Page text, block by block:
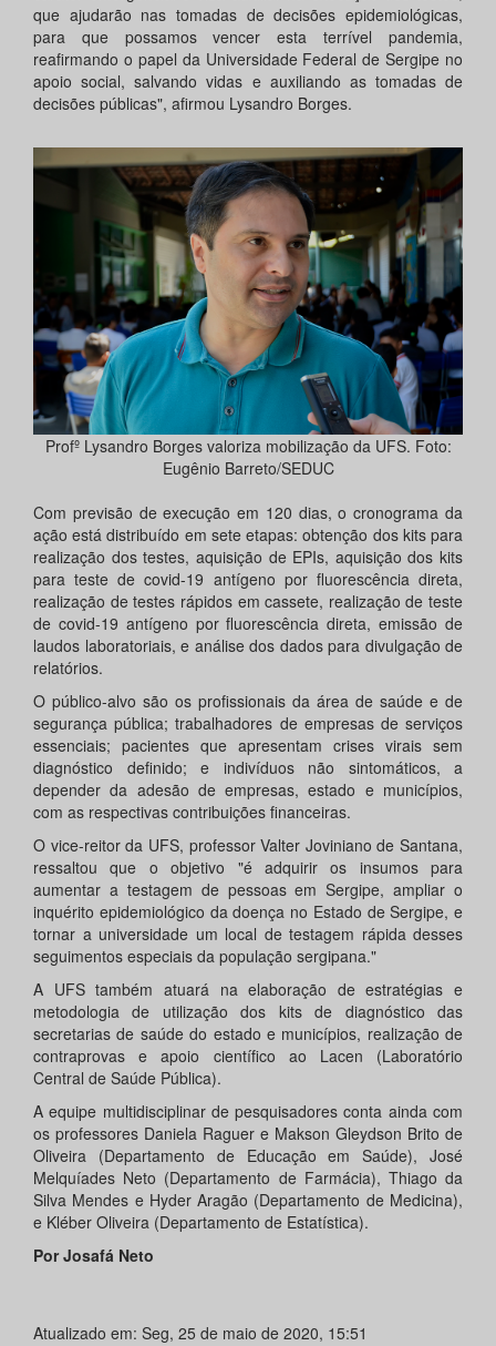
que ajudarão nas tomadas de decisões epidemiológicas,
para que possamos vencer esta terrível pandemia,
reafirmando o papel da Universidade Federal de Sergipe no
apoio social, salvando vidas e auxiliando as tomadas de
decisões públicas", afirmou Lysandro Borges.
Profº Lysandro Borges valoriza mobilização da UFS. Foto:
Eugênio Barreto/SEDUC
Com previsão de execução em 120 dias, o cronograma da
ação está distribuído em sete etapas: obtenção dos kits para
realização dos testes, aquisição de EPIs, aquisição dos kits
para teste de covid-19 antígeno por fluorescência direta,
realização de testes rápidos em cassete, realização de teste
de covid-19 antígeno por fluorescência direta, emissão de
laudos laboratoriais, e análise dos dados para divulgação de
relatórios.
O público-alvo são os profissionais da área de saúde e de
segurança pública; trabalhadores de empresas de serviços
essenciais; pacientes que apresentam crises virais sem
diagnóstico definido; e indivíduos não sintomáticos, a
depender da adesão de empresas, estado e municípios,
com as respectivas contribuições financeiras.
O vice-reitor da UFS, professor Valter Joviniano de Santana,
ressaltou que o objetivo "é adquirir os insumos para
aumentar a testagem de pessoas em Sergipe, ampliar o
inquérito epidemiológico da doença no Estado de Sergipe, e
tornar a universidade um local de testagem rápida desses
seguimentos especiais da população sergipana."
A UFS também atuará na elaboração de estratégias e
metodologia de utilização dos kits de diagnóstico das
secretarias de saúde do estado e municípios, realização de
contraprovas e apoio científico ao Lacen (Laboratório
Central de Saúde Pública).
A equipe multidisciplinar de pesquisadores conta ainda com
os professores Daniela Raguer e Makson Gleydson Brito de
Oliveira (Departamento de Educação em Saúde), José
Melquíades Neto (Departamento de Farmácia), Thiago da
Silva Mendes e Hyder Aragão (Departamento de Medicina),
e Kléber Oliveira (Departamento de Estatística).
Por Josafá Neto
Atualizado em: Seg, 25 de maio de 2020, 15:51